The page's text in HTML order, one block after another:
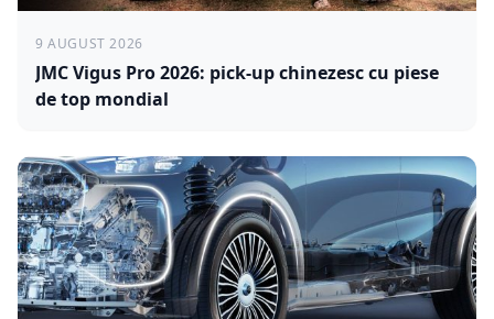
9 AUGUST 2026
JMC Vigus Pro 2026: pick-up chinezesc cu piese
de top mondial